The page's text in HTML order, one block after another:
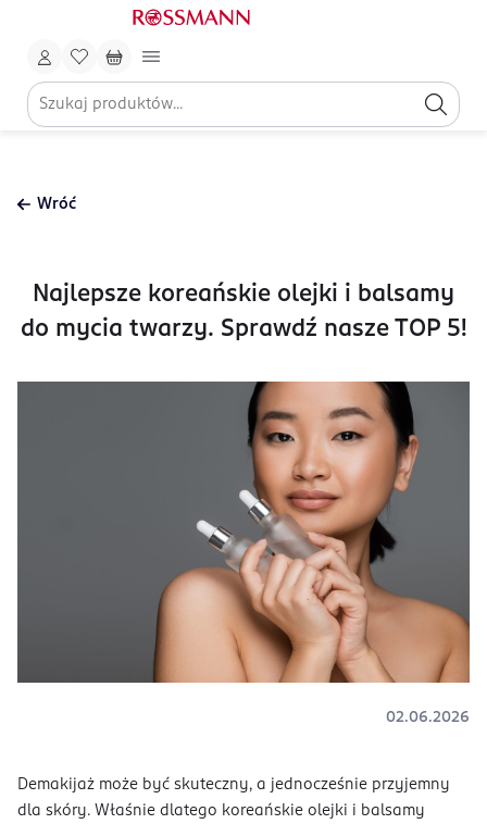
Wróć
Najlepsze koreańskie olejki i balsamy
do mycia twarzy. Sprawdź nasze TOP 5!
02.06.2026
Demakijaż może być skuteczny, a jednocześnie przyjemny
dla skóry. Właśnie dlatego koreańskie olejki i balsamy